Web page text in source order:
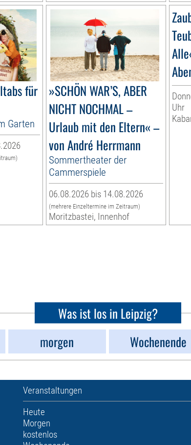
für
Garten
»SCHÖN WAR’S, ABER
NICHT NOCHMAL –
Urlaub mit den Eltern« –
von André Herrmann
Sommertheater der
Cammerspiele
06.08.2026 bis 14.08.2026
(mehrere Einzeltermine im Zeitraum)
Moritzbastei, Innenhof
Uhr
Was ist los in Leipzig?
morgen Wochenende
Veranstaltungen
Heute
Morgen
kostenlos